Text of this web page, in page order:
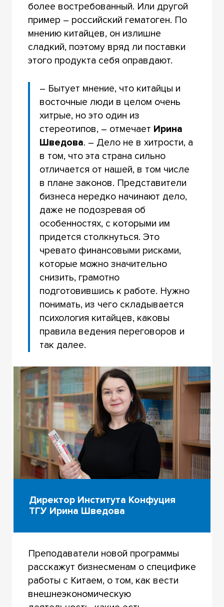
более востребованный. Или другой
пример – российский гематоген. По
мнению китайцев, он излишне
сладкий, поэтому вряд ли поставки
этого продукта себя оправдают.
– Бытует мнение, что китайцы и
восточные люди в целом очень
хитрые, но это один из
стереотипов, – отмечает Ирина
Шведова. – Дело не в хитрости, а
в том, что эта страна сильно
отличается от нашей, в том числе
в плане законов. Представители
бизнеса нередко начинают дело,
даже не подозревая об
особенностях, с которыми им
придется столкнуться. Это
чревато финансовыми рисками,
которые можно значительно
снизить, грамотно
подготовившись к работе. Нужно
понимать, из чего складывается
психология китайцев, каковы
правила ведения переговоров и
так далее.
Директор Института Конфуция
ТГУ Ирина Шведова
Преподаватели новой программы
расскажут бизнесменам о специфике
работы с Китаем, о том, как вести
внешнеэкономическую